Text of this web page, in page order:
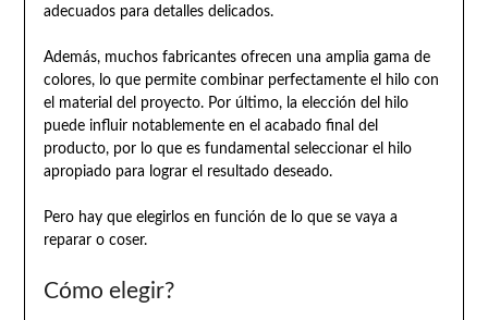
adecuados para detalles delicados.
Además, muchos fabricantes ofrecen una amplia gama de
colores, lo que permite combinar perfectamente el hilo con
el material del proyecto. Por último, la elección del hilo
puede influir notablemente en el acabado final del
producto, por lo que es fundamental seleccionar el hilo
apropiado para lograr el resultado deseado.
Pero hay que elegirlos en función de lo que se vaya a
reparar o coser.
Cómo elegir?